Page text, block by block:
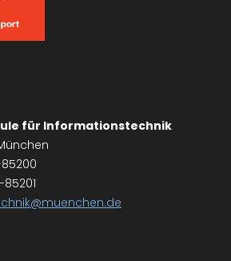
für Informationstechnik